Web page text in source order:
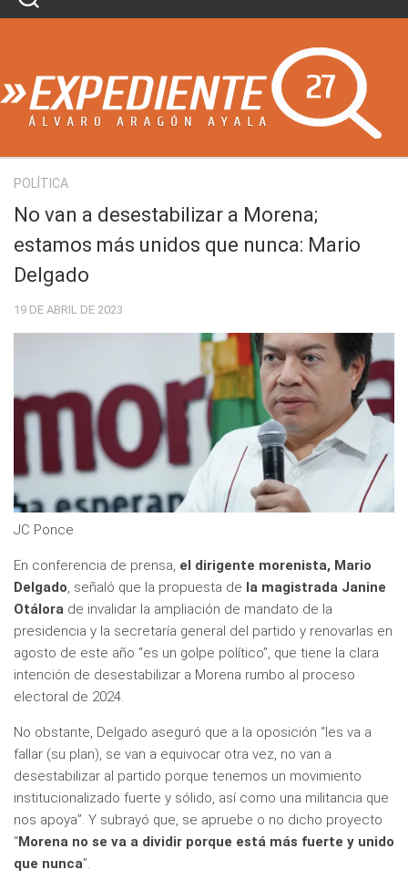
Skip
POLÍTICA
No van a desestabilizar a Morena;
estamos más unidos que nunca: Mario
Delgado
19 DE ABRIL DE 2023
JC Ponce
En conferencia de prensa, el dirigente morenista, Mario
Delgado, señaló que la propuesta de la magistrada Janine
Otálora de invalidar la ampliación de mandato de la
presidencia y la secretaría general del partido y renovarlas en
agosto de este año “es un golpe político”, que tiene la clara
intención de desestabilizar a Morena rumbo al proceso
electoral de 2024.
No obstante, Delgado aseguró que a la oposición “les va a
fallar (su plan), se van a equivocar otra vez, no van a
desestabilizar al partido porque tenemos un movimiento
institucionalizado fuerte y sólido, así como una militancia que
nos apoya”. Y subrayó que, se apruebe o no dicho proyecto
“Morena no se va a dividir porque está más fuerte y unido
que nunca”.